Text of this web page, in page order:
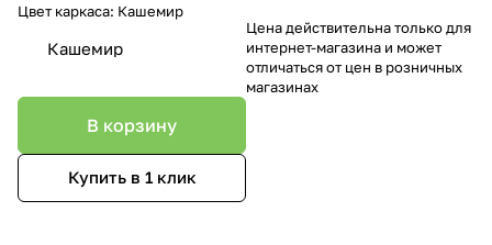
Цвет каркаса: Кашемир
Кашемир
В корзину
Купить в 1 клик
Цена действительна только для
интернет-магазина и может
отличаться от цен в розничных
магазинах